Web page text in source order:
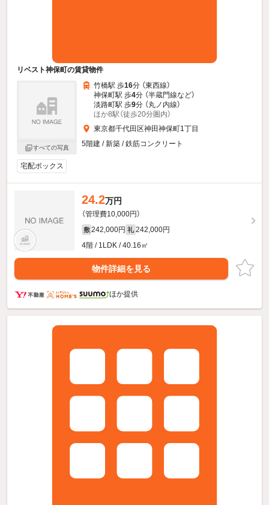
リベスト神保町の賃貸物件
すべての写真
竹橋駅 歩16分 （東西線）
神保町駅 歩4分 （半蔵門線など）
淡路町駅 歩9分 （丸ノ内線）
ほか8駅（徒歩20分圏内）
東京都千代田区神田神保町1丁目
5階建 / 新築 / 鉄筋コンクリート
宅配ボックス
24.2万円
（管理費10,000円）
敷 242,000円 礼 242,000円
4階 / 1LDK / 40.16㎡
物件詳細を見る
ほか提供